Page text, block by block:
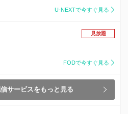
U-NEXTで今すぐ見る
見放題
FODで今すぐ見る
サービスをもっと見る